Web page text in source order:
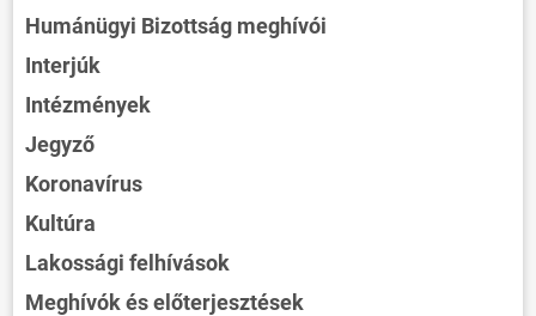
Humánügyi Bizottság meghívói
Interjúk
Intézmények
Jegyző
Koronavírus
Kultúra
Lakossági felhívások
Meghívók és előterjesztések